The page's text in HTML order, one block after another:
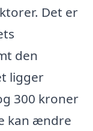
Det er
den
ligger
300 kroner
kan ændre